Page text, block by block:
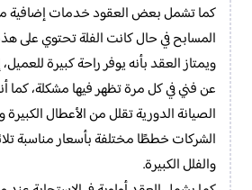
كما تشمل بعض العقود خدمات إضافية
المسابح في حال كانت الفلة تحتوي على
ويمتاز العقد بأنه يوفر راحة كبيرة
عن فني في كل مرة تظهر فيها مشكلة، كما
الصيانة الدورية تقلل من الأعطال
الشركات خططًا مختلفة بأسعار مناسبة
والفلل الكبيرة.